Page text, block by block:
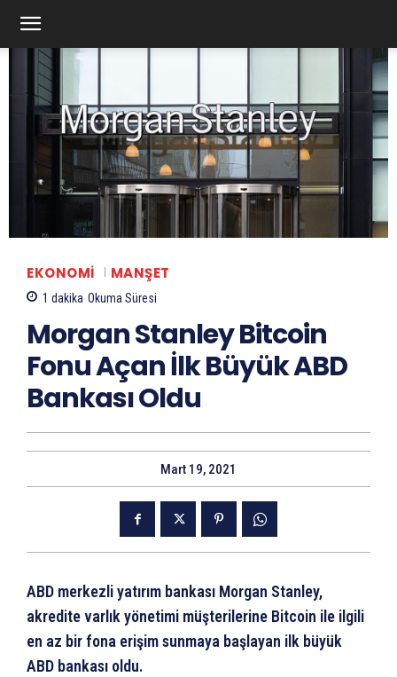
EKONOMI MANŞET
1 dakika Okuma Süresi
Morgan Stanley Bitcoin
Fonu Açan İlk Büyük ABD
Bankası Oldu
Mart 19, 2021
ABD merkezli yatırım bankası Morgan Stanley,
akredite varlık yönetimi müşterilerine Bitcoin ile ilgili
en az bir fona erişim sunmaya başlayan ilk büyük
ABD bankası oldu.